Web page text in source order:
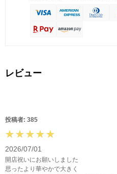
レビュー
投稿者: 385
2026/07/01
開店祝いにお願いしました
思ったより華やかで大きく